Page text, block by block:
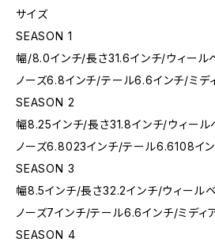
サイズ
SEASON 1
幅/8.0インチ/長さ31.6インチ/ウィール
ノーズ6.8インチ/テール6.6インチ/ミデ
SEASON 2
幅8.25インチ/長さ31.8インチ/ウィール
ノーズ6.8023インチ/テール6.6108イン
SEASON 3
幅8.5インチ/長さ32.2インチ/ウィール
ノーズ7インチ/テール6.6インチ/ミディ
SEASON 4